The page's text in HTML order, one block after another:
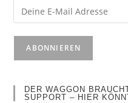
DER WAGGON
SUPPORT – HIER